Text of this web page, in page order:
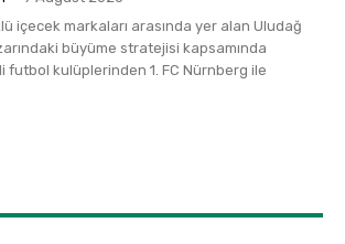
büyüme stratejisi kapsamında
futbol kulüplerinden 1. FC Nürnberg ile